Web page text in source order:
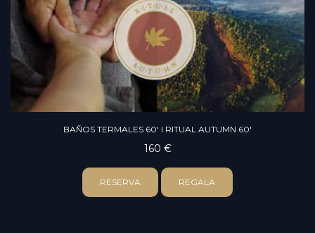
BAÑOS TERMALES 60' I RITUAL AUTUMN 60'
160 €
RESERVA REGALA